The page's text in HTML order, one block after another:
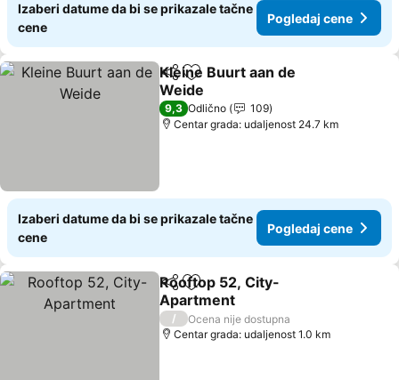
Izaberi datume da bi se prikazale tačne
cene
Pogledaj cene
Deli Dodati u favorite
Kleine Buurt aan de
Weide
9,3 Odlično
109
Centar grada: udaljenost 24.7 km
Izaberi datume da bi se prikazale tačne
cene
Pogledaj cene
Deli Dodati u favorite
Rooftop 52, City-
Apartment
/
Ocena nije dostupna
Centar grada: udaljenost 1.0 km